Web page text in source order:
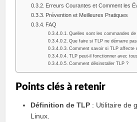
Erreurs Courantes et Comment les
Prévention et Meilleures Pratiques
FAQ
Quelles sont les commandes
Que faire si TLP ne démarre
Comment savoir si TLP affecte
TLP peut-il fonctionner avec
Comment désinstaller TLP ?
Points clés à retenir
Définition de TLP : Utilitaire de
Linux.